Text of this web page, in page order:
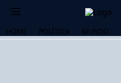
HOME POLÍTICA MUNDO